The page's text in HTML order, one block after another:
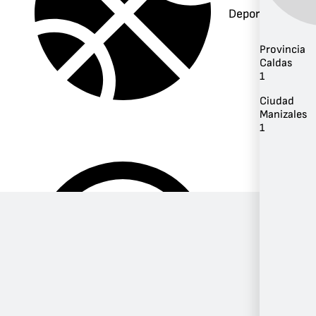
Deportes
Provincia
Caldas
1
Ciudad
Manizales
1